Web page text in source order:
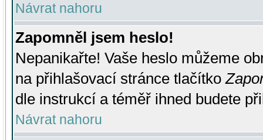
Návrat nahoru
Zapomněl jsem heslo!
Nepanikařte! Vaše heslo můžeme
na přihlašovací stránce tlačítko
dle instrukcí a téměř ihned budete
Návrat nahoru